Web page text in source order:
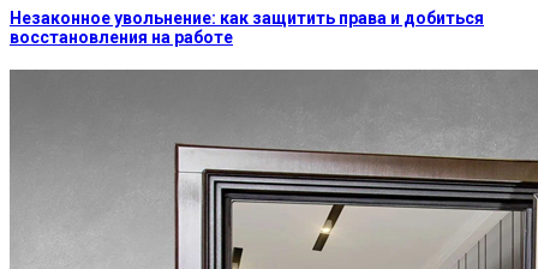
Незаконное увольнение: как защитить права и добиться
восстановления на работе